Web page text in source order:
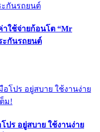
าใช้จ่ายก้อนโต “Mr
ะกันรถยนต์
ปร อยู่สบาย ใช้งานง่าย